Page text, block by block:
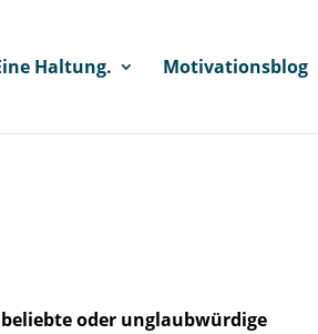
Haltung. Motivationsblog
oder unglaubwürdige